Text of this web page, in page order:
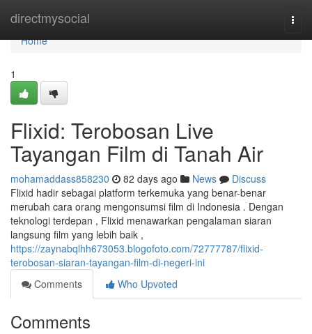
directmysocial
Home
Home
1
Flixid: Terobosan Live
Tayangan Film di Tanah Air
mohamaddass858230 82 days ago News
Discuss
Flixid hadir sebagai platform terkemuka yang benar-benar
merubah cara orang mengonsumsi film di Indonesia . Dengan
teknologi terdepan , Flixid menawarkan pengalaman siaran
langsung film yang lebih baik ,
https://zaynabqlhh673053.blogofoto.com/72777787/flixid-
terobosan-siaran-tayangan-film-di-negeri-ini
Comments
Who Upvoted
Comments